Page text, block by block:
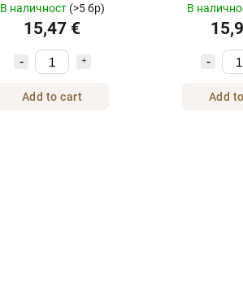
В наличност (>5 бр)
15,47 €
Add to cart
В
Add